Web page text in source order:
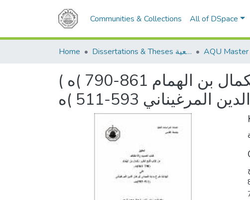
Communities & Collections All of DSpace
Home Dissertations & Theses الرسائل الجامعية
تحقيق كتاب الصيام والاعتكاف من كتاب فتح القدير للكمال بن الهمام 861-790 )ه )
593-511 )ه
)ه